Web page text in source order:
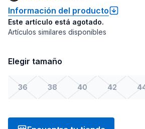
Información del producto
Este artículo está agotado.
Artículos similares disponibles
Elegir tamaño
36 38 40 42